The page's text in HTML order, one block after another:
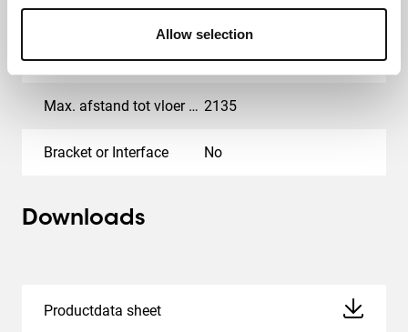
Allow selection
Hoogte (mm) 2279
Max. afstand tot vloer vanaf midden beeldscherm (mm) 2135
Bracket or Interface No
Downloads
Productdata sheet